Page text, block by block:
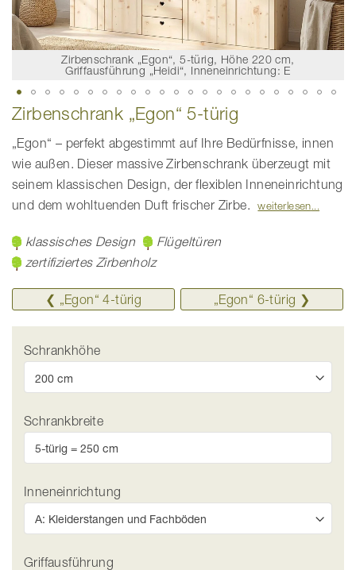
Zirbenschrank „Egon“, 5-türig, Höhe 220 cm,
Griffausführung „Heidi“, Inneneinrichtung: E
Zum
Anfang
Bildgalerie
springen
Zirbenschrank „Egon“ 5-türig
„Egon“ – perfekt abgestimmt auf Ihre Bedürfnisse, innen
wie außen. Dieser massive Zirbenschrank überzeugt mit
seinem klassischen Design, der flexiblen Inneneinrichtung
und dem wohltuenden Duft frischer Zirbe.
weiterlesen
klassisches Design
Flügeltüren
zertifiziertes Zirbenholz
❮ „Egon“ 4-türig „Egon“ ­6-türig ❯
Schrankhöhe
Schrankbreite
Inneneinrichtung
Griffausführung